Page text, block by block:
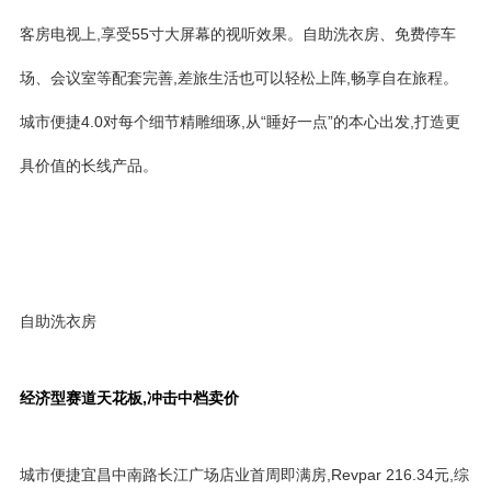
客房电视上,享受55寸大屏幕的视听效果。自助洗衣房、免费停车
场、会议室等配套完善,差旅生活也可以轻松上阵,畅享自在旅程。
城市便捷4.0对每个细节精雕细琢,从“睡好一点”的本心出发,打造更
具价值的长线产品。
自助洗衣房
经济型赛道天花板,冲击中档卖价
城市便捷宜昌中南路长江广场店业首周即满房,Revpar 216.34元,综